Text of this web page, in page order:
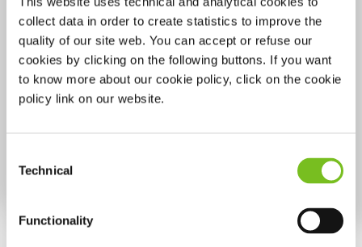
collect data in order to create statistics to improve the
quality of our site web. You can accept or refuse our
cookies by clicking on the following buttons. If you want
to know more about our cookie policy, click on the cookie
policy link on our website.
Selection
Technical
Functionality
Lees meer